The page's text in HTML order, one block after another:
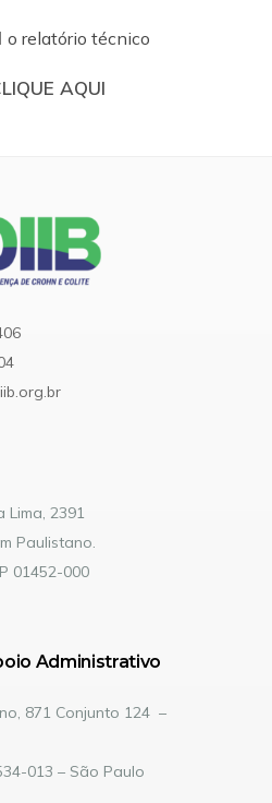
o relatório técnico
AQUI
Lima, 2391
Paulistano.
01452-000
Administrativo
871 Conjunto 124 –
013 – São Paulo